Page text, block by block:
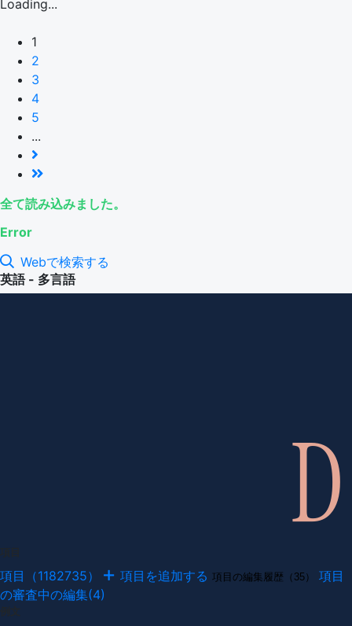
Loading...
1
2
3
4
5
...
全て読み込みました。
Error
Webで検索する
英語 - 多言語
項目（1182735） 項目を追加する 項目の編集履歴（35）
項目
の審査中の編集(4)